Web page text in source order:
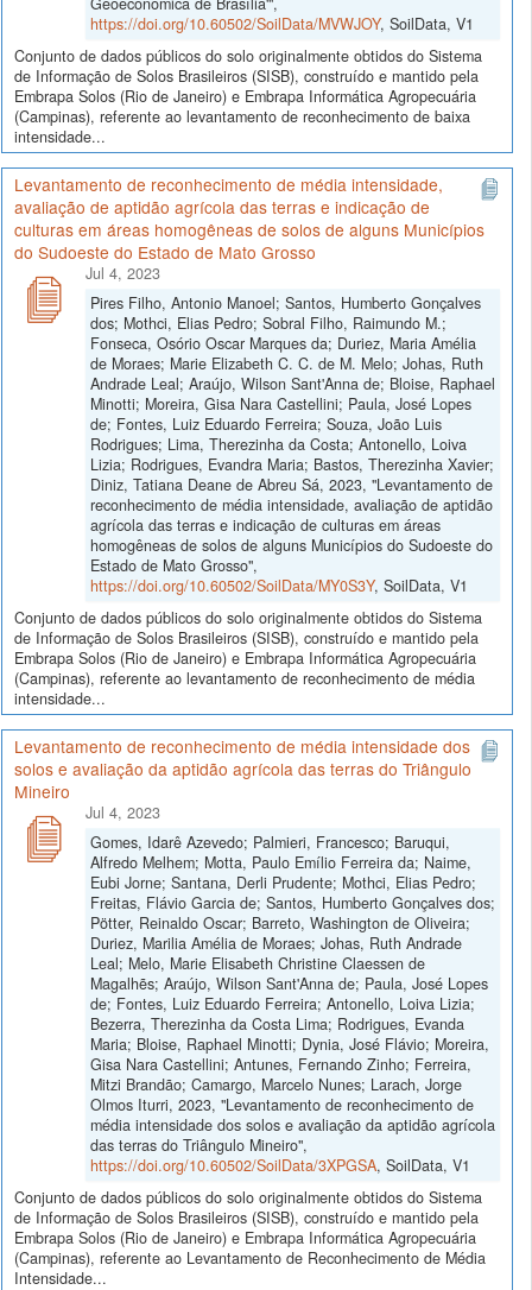
https://doi.org/10.60502/SoilData/MVWJOY, SoilData, V1
Conjunto de dados públicos do solo originalmente obtidos do Sistema
de Informação de Solos Brasileiros (SISB), construído e mantido pela
Embrapa Solos (Rio de Janeiro) e Embrapa Informática Agropecuária
(Campinas), referente ao levantamento de reconhecimento de baixa
intensidade...
Levantamento de reconhecimento de média intensidade,
avaliação de aptidão agrícola das terras e indicação de
culturas em áreas homogêneas de solos de alguns Municípios
do Sudoeste do Estado de Mato Grosso
Jul 4, 2023
Pires Filho, Antonio Manoel; Santos, Humberto Gonçalves
dos; Mothci, Elias Pedro; Sobral Filho, Raimundo M.;
Fonseca, Osório Oscar Marques da; Duriez, Maria Amélia
de Moraes; Marie Elizabeth C. C. de M. Melo; Johas, Ruth
Andrade Leal; Araújo, Wilson Sant'Anna de; Bloise, Raphael
Minotti; Moreira, Gisa Nara Castellini; Paula, José Lopes
de; Fontes, Luiz Eduardo Ferreira; Souza, João Luis
Rodrigues; Lima, Therezinha da Costa; Antonello, Loiva
Lizia; Rodrigues, Evandra Maria; Bastos, Therezinha Xavier;
Diniz, Tatiana Deane de Abreu Sá, 2023, "Levantamento de
reconhecimento de média intensidade, avaliação de aptidão
agrícola das terras e indicação de culturas em áreas
homogêneas de solos de alguns Municípios do Sudoeste do
Estado de Mato Grosso",
https://doi.org/10.60502/SoilData/MY0S3Y, SoilData, V1
Conjunto de dados públicos do solo originalmente obtidos do Sistema
de Informação de Solos Brasileiros (SISB), construído e mantido pela
Embrapa Solos (Rio de Janeiro) e Embrapa Informática Agropecuária
(Campinas), referente ao levantamento de reconhecimento de média
intensidade...
Levantamento de reconhecimento de média intensidade dos
solos e avaliação da aptidão agrícola das terras do Triângulo
Mineiro
Jul 4, 2023
Gomes, Idarê Azevedo; Palmieri, Francesco; Baruqui,
Alfredo Melhem; Motta, Paulo Emílio Ferreira da; Naime,
Eubi Jorne; Santana, Derli Prudente; Mothci, Elias Pedro;
Freitas, Flávio Garcia de; Santos, Humberto Gonçalves dos;
Pötter, Reinaldo Oscar; Barreto, Washington de Oliveira;
Duriez, Marilia Amélia de Moraes; Johas, Ruth Andrade
Leal; Melo, Marie Elisabeth Christine Claessen de
Magalhẽs; Araújo, Wilson Sant'Anna de; Paula, José Lopes
de; Fontes, Luiz Eduardo Ferreira; Antonello, Loiva Lizia;
Bezerra, Therezinha da Costa Lima; Rodrigues, Evanda
Maria; Bloise, Raphael Minotti; Dynia, José Flávio; Moreira,
Gisa Nara Castellini; Antunes, Fernando Zinho; Ferreira,
Mitzi Brandão; Camargo, Marcelo Nunes; Larach, Jorge
Olmos Iturri, 2023, "Levantamento de reconhecimento de
média intensidade dos solos e avaliação da aptidão agrícola
das terras do Triângulo Mineiro",
https://doi.org/10.60502/SoilData/3XPGSA, SoilData, V1
Conjunto de dados públicos do solo originalmente obtidos do Sistema
de Informação de Solos Brasileiros (SISB), construído e mantido pela
Embrapa Solos (Rio de Janeiro) e Embrapa Informática Agropecuária
(Campinas), referente ao Levantamento de Reconhecimento de Média
Intensidade...